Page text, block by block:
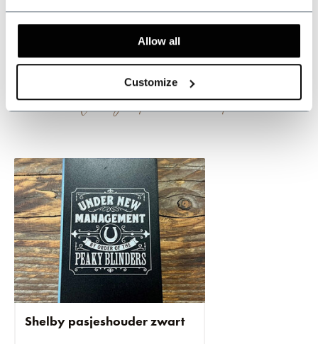
Allow all
Customize
Vergeet deze niet!
Dit vind je
misschien ook leuk
Shelby pasjeshouder zwart